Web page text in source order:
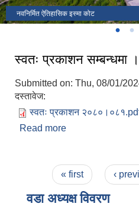
नवनिर्मित ऐतिहासिक इस्मा कोट
इस्मा गाउँपालिको कार्यालय
चापटारी फाट
स्वतः प्रकाशन सम्बन्धमा ।
Submitted on: Thu, 08/01/
दस्तावेज:
स्वतः प्रकाशन
Read more
Pages« first ‹
वडा अध्यक्ष विवरण